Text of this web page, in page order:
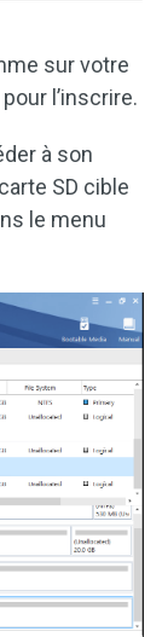
sur votre
l’inscrire.
à son
SD cible
le menu